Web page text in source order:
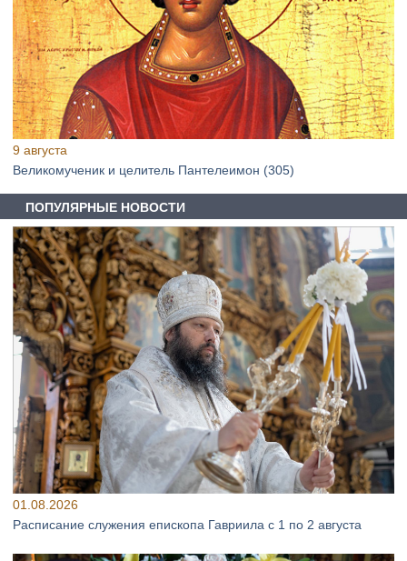
9 августа
Великомученик и целитель Пантелеимон (305)
ПОПУЛЯРНЫЕ НОВОСТИ
01.08.2026
Расписание служения епископа Гавриила с 1 по 2 августа